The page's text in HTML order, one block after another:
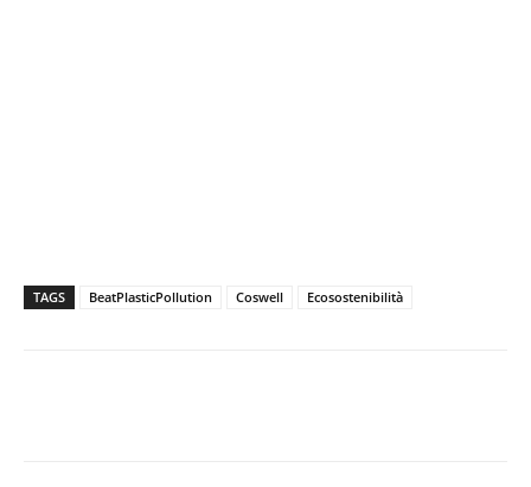
TAGS BeatPlasticPollution Coswell Ecosostenibilità